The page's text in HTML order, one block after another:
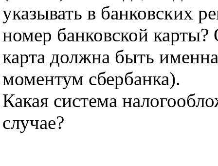
указывать в банковских
номер банковской карты?
карта должна быть
моментум сбербанка).
Какая система
случае?